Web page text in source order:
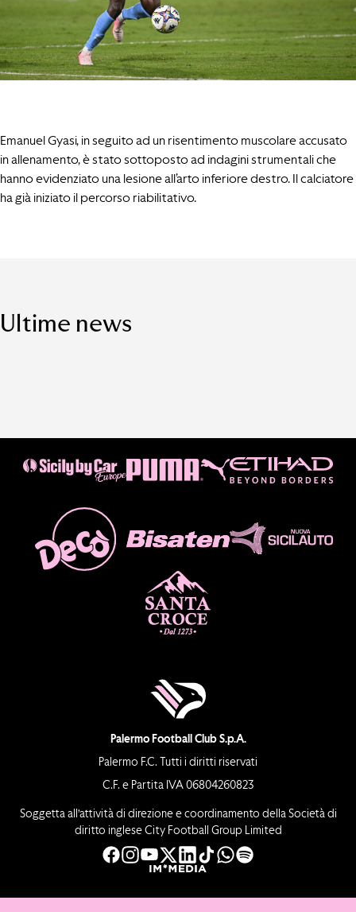
Emanuel Gyasi, in seguito ad un risentimento muscolare accusato
in allenamento, è stato sottoposto ad indagini strumentali che
hanno evidenziato una lesione all’arto inferiore destro. Il calciatore
ha già iniziato il percorso riabilitativo.
Ultime news
Palermo Football Club S.p.A.
Palermo F.C. Tutti i diritti riservati
C.F. e Partita IVA 06804260823
Soggetta all’attività di direzione e coordinamento della Società di
diritto inglese City Football Group Limited